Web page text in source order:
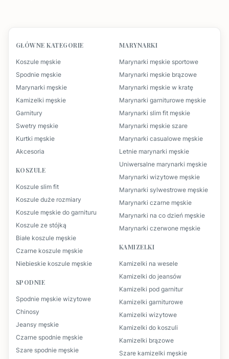
GŁÓWNE KATEGORIE
Koszule męskie
Spodnie męskie
Marynarki męskie
Kamizelki męskie
Garnitury
Swetry męskie
Kurtki męskie
Akcesoria
KOSZULE
Koszule slim fit
Koszule duże rozmiary
Koszule męskie do garnituru
Koszule ze stójką
Białe koszule męskie
Czarne koszule męskie
Niebieskie koszule męskie
SPODNIE
Spodnie męskie wizytowe
Chinosy
Jeansy męskie
Czarne spodnie męskie
Szare spodnie męskie
MARYNARKI
Marynarki męskie sportowe
Marynarki męskie brązowe
Marynarki męskie w kratę
Marynarki garniturowe męskie
Marynarki slim fit męskie
Marynarki męskie szare
Marynarki casualowe męskie
Letnie marynarki męskie
Uniwersalne marynarki męskie
Marynarki wizytowe męskie
Marynarki sylwestrowe męskie
Marynarki czarne męskie
Marynarki na co dzień męskie
Marynarki czerwone męskie
KAMIZELKI
Kamizelki na wesele
Kamizelki do jeansów
Kamizelki pod garnitur
Kamizelki garniturowe
Kamizelki wizytowe
Kamizelki do koszuli
Kamizelki brązowe
Szare kamizelki męskie